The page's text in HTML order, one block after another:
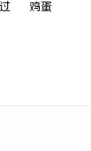
鸡蛋